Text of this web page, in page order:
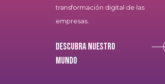
transformación digital de las
empresas.
Descubra nuestro
mundo